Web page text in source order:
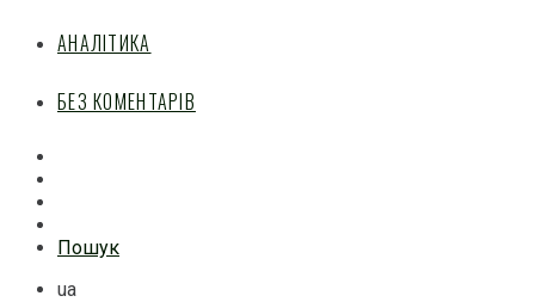
АНАЛІТИКА
БЕЗ КОМЕНТАРІВ
Пошук
ua